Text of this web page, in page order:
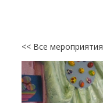
<< Все мероприятия